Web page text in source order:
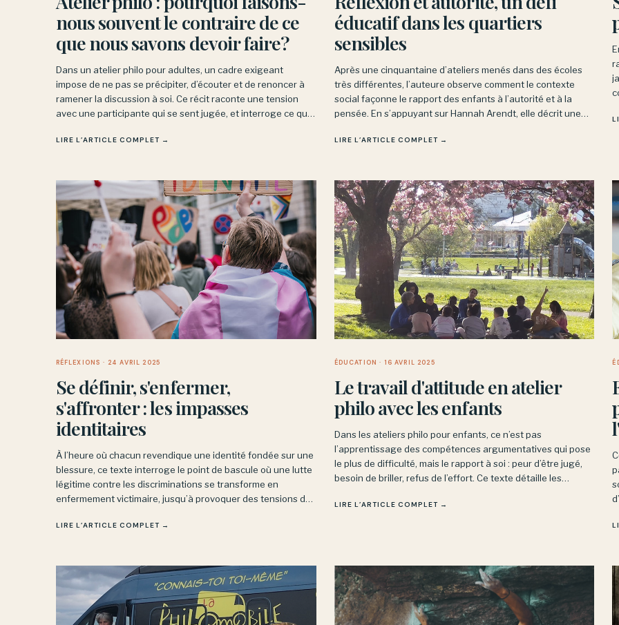
nous souvent le contraire de ce
que nous savons devoir faire?
Dans un atelier philo pour adultes, un cadre exigeant
impose de ne pas se précipiter, d’écouter et de renoncer à
ramener la discussion à soi. Ce récit raconte une tension
avec une participante qui se sent jugée, et interroge ce que
LIRE L’ARTICLE COMPLET →
éducatif dans les quartiers
sensibles
Après une cinquantaine d’ateliers menés dans des écoles
très différentes, l’auteure observe comment le contexte
social façonne le rapport des enfants à l’autorité et à la
pensée. En s’appuyant sur Hannah Arendt, elle décrit une
sensibles.
LIRE L’ARTICLE COMPLET →
RÉFLEXIONS · 24 AVRIL 2025
Se définir, s'enfermer,
s'affronter : les impasses
identitaires
À l’heure où chacun revendique une identité fondée sur une
blessure, ce texte interroge le point de bascule où une lutte
légitime contre les discriminations se transforme en
enfermement victimaire, jusqu’à provoquer des tensions de
alliés.
LIRE L’ARTICLE COMPLET →
ÉDUCATION · 16 AVRIL 2025
Le travail d'attitude en atelier
philo avec les enfants
Dans les ateliers philo pour enfants, ce n’est pas
l’apprentissage des compétences argumentatives qui pose
le plus de difficulté, mais le rapport à soi : peur d’être jugé,
besoin de briller, refus de l’effort. Ce texte détaille les
parole - et les résistances qu’elles cachent.
LIRE L’ARTICLE COMPLET →